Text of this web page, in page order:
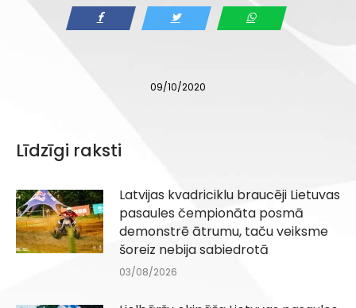
09/10/2020
Līdzīgi raksti
Latvijas kvadriciklu braucēji Lietuvas
pasaules čempionāta posmā
demonstrē ātrumu, taču veiksme
šoreiz nebija sabiedrotā
03/08/2026